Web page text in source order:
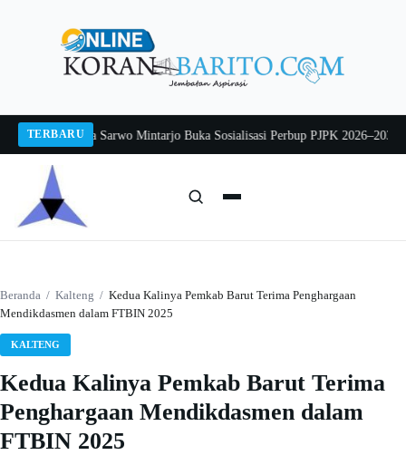
TERBARU
Pj Sekda Sarwo Mintarjo Buka Sosialisasi Perbup PJPK 2026–2030
Beranda / Kalteng / Kedua Kalinya Pemkab Barut Terima Penghargaan
Mendikdasmen dalam FTBIN 2025
KALTENG
Kedua Kalinya Pemkab Barut Terima
Penghargaan Mendikdasmen dalam
FTBIN 2025